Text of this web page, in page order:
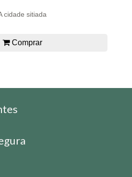
cidade sitiada
Comprar